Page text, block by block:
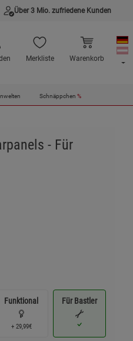
Über 3 Mio. zufriedene Kunden
Merkliste Warenkorb
Schnäppchen %
- Für
Funktional
+ 29,99€
Für Bastler